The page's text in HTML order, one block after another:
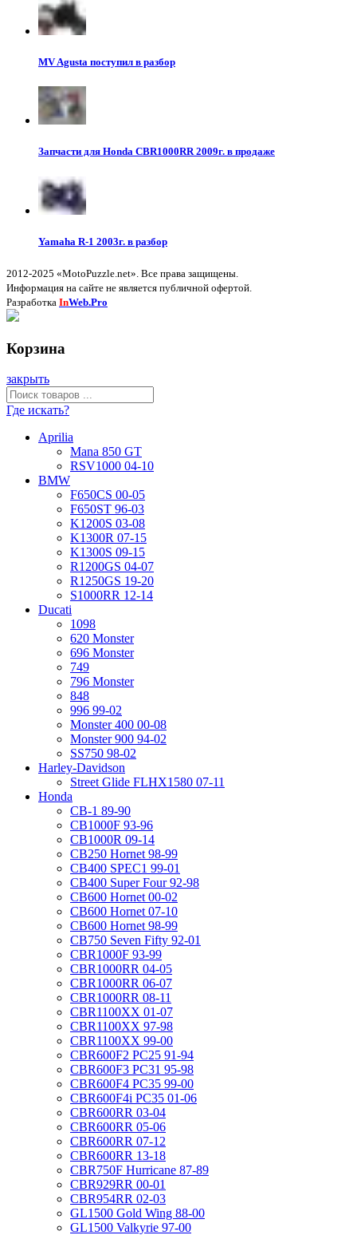
MV Agusta поступил в разбор
Запчасти для Honda CBR1000RR 2009г. в продаже
Yamaha R-1 2003г. в разбор
2012-2025 «MotoPuzzle.net». Все права защищены.
Информация на сайте не является публичной офертой.
Разработка InWeb.Pro
Корзина
закрыть
Где искать?
Aprilia
Mana 850 GT
RSV1000 04-10
BMW
F650CS 00-05
F650ST 96-03
K1200S 03-08
K1300R 07-15
K1300S 09-15
R1200GS 04-07
R1250GS 19-20
S1000RR 12-14
Ducati
1098
620 Monster
696 Monster
749
796 Monster
848
996 99-02
Monster 400 00-08
Monster 900 94-02
SS750 98-02
Harley-Davidson
Street Glide FLHX1580 07-11
Honda
CB-1 89-90
CB1000F 93-96
CB1000R 09-14
CB250 Hornet 98-99
CB400 SPEC1 99-01
CB400 Super Four 92-98
CB600 Hornet 00-02
CB600 Hornet 07-10
CB600 Hornet 98-99
CB750 Seven Fifty 92-01
CBR1000F 93-99
CBR1000RR 04-05
CBR1000RR 06-07
CBR1000RR 08-11
CBR1100XX 01-07
CBR1100XX 97-98
CBR1100XX 99-00
CBR600F2 PC25 91-94
CBR600F3 PC31 95-98
CBR600F4 PC35 99-00
CBR600F4i PC35 01-06
CBR600RR 03-04
CBR600RR 05-06
CBR600RR 07-12
CBR600RR 13-18
CBR750F Hurricane 87-89
CBR929RR 00-01
CBR954RR 02-03
GL1500 Gold Wing 88-00
GL1500 Valkyrie 97-00